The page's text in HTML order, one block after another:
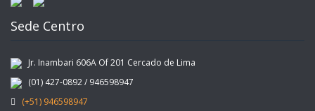
Sede Centro
Jr. Inambari 606A Of 201 Cercado de Lima
(01) 427-0892 / 946598947
(+51) 946598947